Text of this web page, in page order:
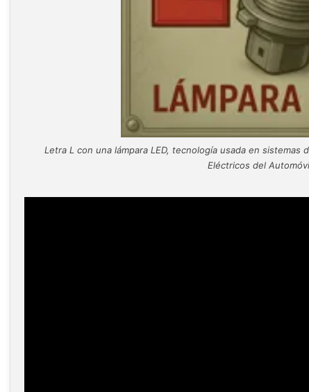
Letra L con una lámpara LED, tecnología usada en sistemas
Eléctricos del